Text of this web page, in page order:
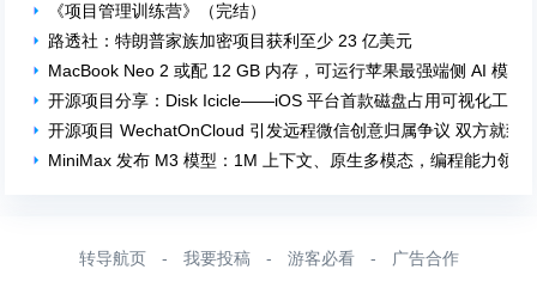
《项目管理训练营》（完结）
路透社：特朗普家族加密项目获利至少 23 亿美元
MacBook Neo 2 或配 12 GB 内存，可运行苹果最强端侧 AI 模型
开源项目分享：Disk Icicle——iOS 平台首款磁盘占用可视化工具
开源项目 WechatOnCloud 引发远程微信创意归属争议 双方就致
MiniMax 发布 M3 模型：1M 上下文、原生多模态，编程能力领先
转导航页 - 我要投稿 - 游客必看 - 广告合作